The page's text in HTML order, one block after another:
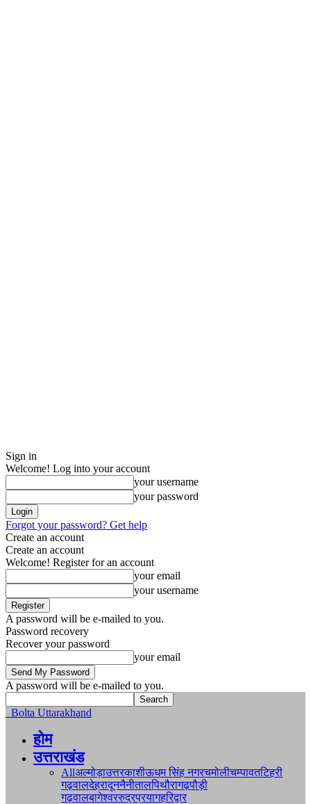
Sign in
Welcome! Log into your account
your username
your password
Forgot your password? Get help
Create an account
Create an account
Welcome! Register for an account
your email
your username
A password will be e-mailed to you.
Password recovery
Recover your password
your email
A password will be e-mailed to you.
Bolta Uttarakhand
होम
उत्तराखंड
Allअल्मोड़ाउत्तरकाशीऊधम सिंह नगरचमोलीचम्पावतटिहरी
गढ़वालदेहरादूननैनीतालपिथौरागढ़पौड़ी
गढ़वालबागेश्वररुद्रप्रयागहरिद्वार